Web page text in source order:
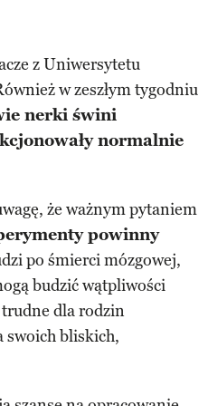
z Uniwersytetu
w zeszłym tygodniu
nerki świni
normalnie
że ważnym pytaniem
powinny
po śmierci mózgowej,
budzić wątpliwości
trudne dla rodzin
swoich bliskich,